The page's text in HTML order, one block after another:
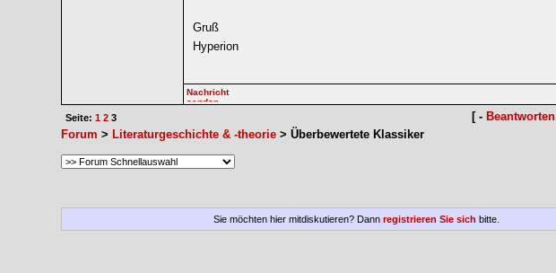
Gruß
Hyperion
Seite: 1 2 3 [ - Beantworten
Forum > Literaturgeschichte & -theorie > Überbewertete Klassiker
Sie möchten hier mitdiskutieren? Dann registrieren Sie sich bitte.